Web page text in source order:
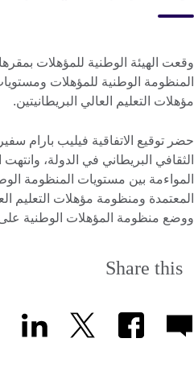
وقعت الهيئة الوطنية للمؤهلات
المنظومة الوطنية للمؤهلات
مؤهلات التعليم العالي البريطانيتين.
حضر توقيع الاتفاقية فيليب بارام
الثقافي البريطاني في الدولة،
المواءمة بين مستويات المنظومة
المعتمدة ومنظومة مؤهلات التعليم
ووضع منظومة المؤهلات الوطنية
Share this